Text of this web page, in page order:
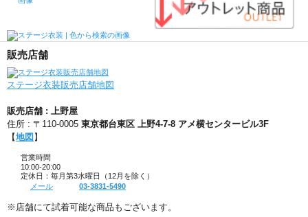
販売店舗
ステージ衣装販売店舗地図
販売店舗 : 上野屋
住所 : 〒110-0005 東京都台東区 上野4-7-8 アメ横センタービル3F
【地図 】
営業時間
10:00-20:00
定休日：毎月第3水曜日（12月を除く）
メール
03-3831-5490
※店舗にて試着可能な商品もございます。